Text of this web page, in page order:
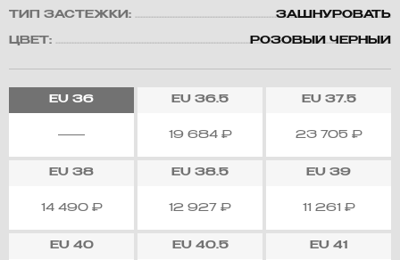
ТИП ЗАСТЕЖКИ: ЗАШНУРОВАТЬ
ЦВЕТ: РОЗОВЫЙ ЧЕРНЫЙ
EU 36 EU 36.5
19 684 ₽
EU37.5
23 705 ₽
EU 38
14 490 ₽
EU 38.5
12 927 ₽
EU 39
11 261 ₽
EU40 EU40.5 EU 41